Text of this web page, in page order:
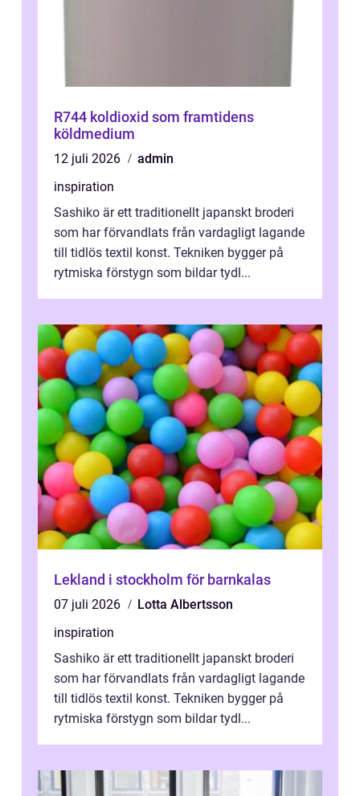
R744 koldioxid som framtidens
köldmedium
12 juli 2026
admin
inspiration
Sashiko är ett traditionellt japanskt broderi
som har förvandlats från vardagligt lagande
till tidlös textil konst. Tekniken bygger på
rytmiska förstygn som bildar tydl...
Lekland i stockholm för barnkalas
07 juli 2026
Lotta Albertsson
inspiration
Sashiko är ett traditionellt japanskt broderi
som har förvandlats från vardagligt lagande
till tidlös textil konst. Tekniken bygger på
rytmiska förstygn som bildar tydl...